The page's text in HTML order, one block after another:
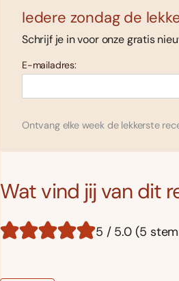
Iedere zondag de
Schrijf je in voor onze gratis
E-mailadres:
Ontvang elke week de lekkerste
Wat vind jij van dit
5 / 5.0 (5